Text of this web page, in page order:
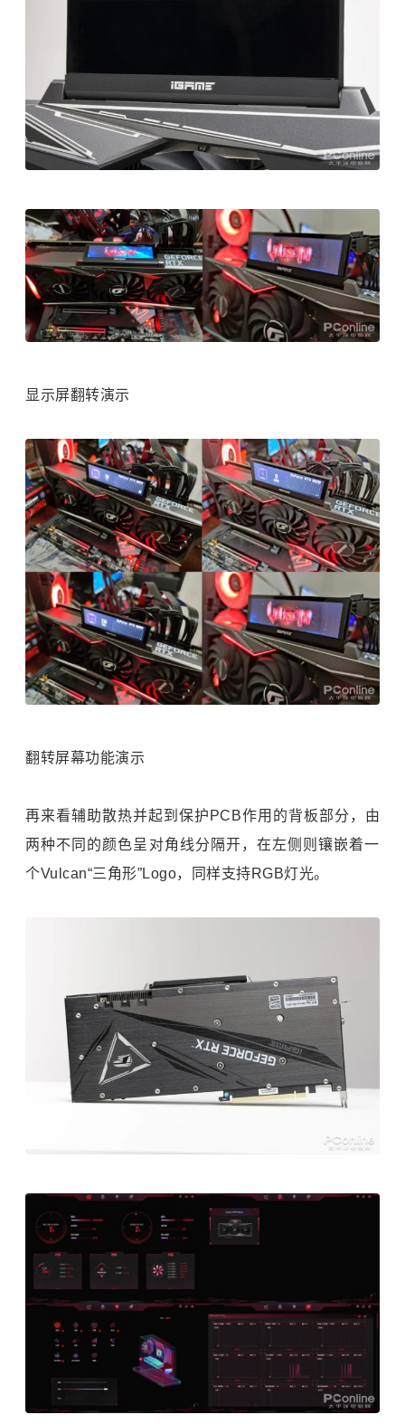
显示屏翻转演示
翻转屏幕功能演示
再来看辅助散热并起到保护PCB作用的背板部分，由
两种不同的颜色呈对角线分隔开，在左侧则镶嵌着一
个Vulcan“三角形”Logo，同样支持RGB灯光。